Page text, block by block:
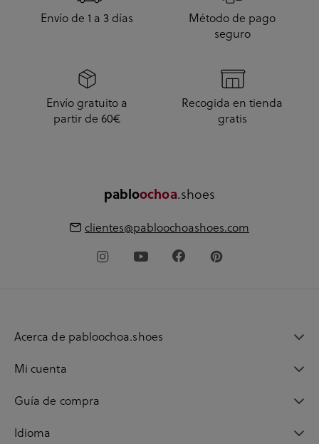
Envío de 1 a 3 días
Método de pago
seguro
Envío gratuito a
partir de 60€
Recogida en tienda
gratis
pabloochoa.shoes
clientes@pabloochoashoes.com
Acerca de pabloochoa.shoes
Mi cuenta
Guía de compra
Idioma